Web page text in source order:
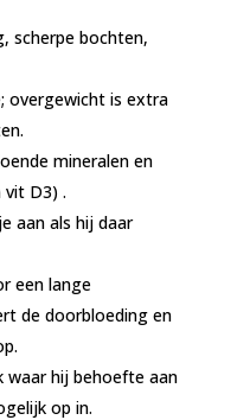
scherpe bochten,
overgewicht is extra
mineralen en
vit D3) .
aan als hij daar
een lange
de doorbloeding en
waar hij behoefte aan
op in.